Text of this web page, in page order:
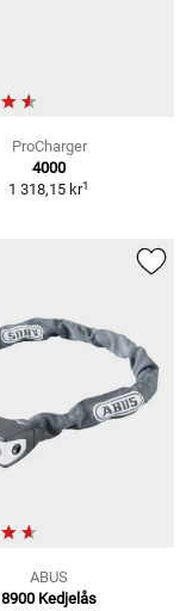
ProCharger
4000
1 318,15 kr1
ABUS
8900 Kedjelås